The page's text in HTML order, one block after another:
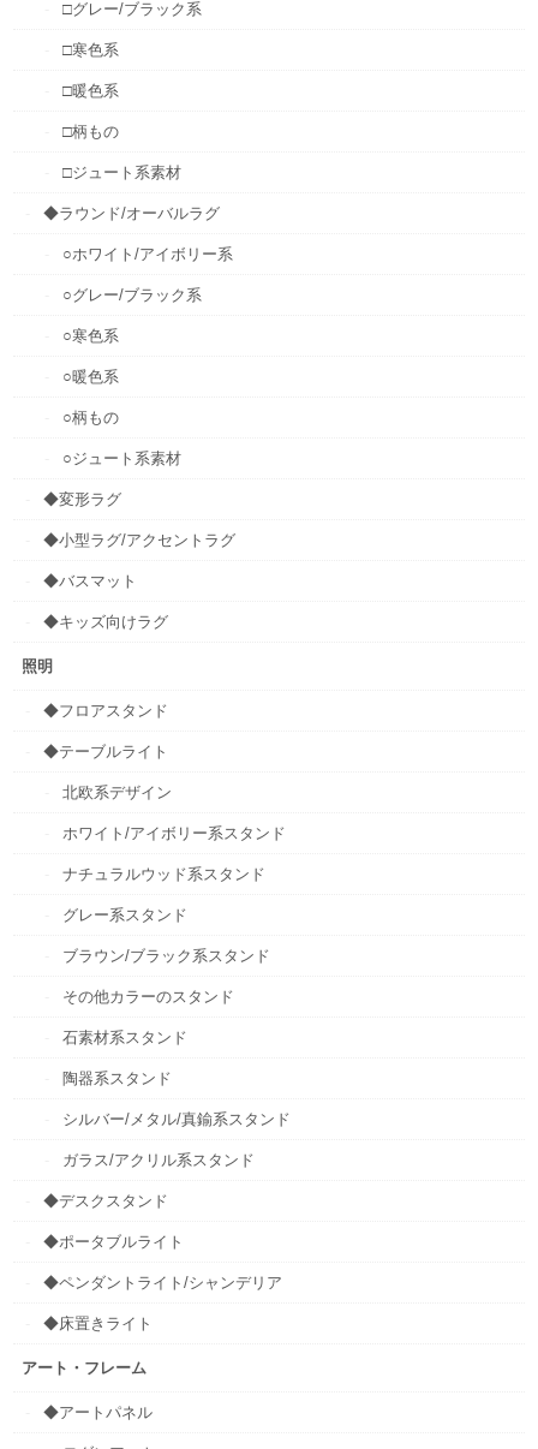
□グレー/ブラック系
□寒色系
□暖色系
□柄もの
□ジュート系素材
◆ラウンド/オーバルラグ
○ホワイト/アイボリー系
○グレー/ブラック系
○寒色系
○暖色系
○柄もの
○ジュート系素材
◆変形ラグ
◆小型ラグ/アクセントラグ
◆バスマット
◆キッズ向けラグ
照明
◆フロアスタンド
◆テーブルライト
北欧系デザイン
ホワイト/アイボリー系スタンド
ナチュラルウッド系スタンド
グレー系スタンド
ブラウン/ブラック系スタンド
その他カラーのスタンド
石素材系スタンド
陶器系スタンド
シルバー/メタル/真鍮系スタンド
ガラス/アクリル系スタンド
◆デスクスタンド
◆ポータブルライト
◆ペンダントライト/シャンデリア
◆床置きライト
アート・フレーム
◆アートパネル